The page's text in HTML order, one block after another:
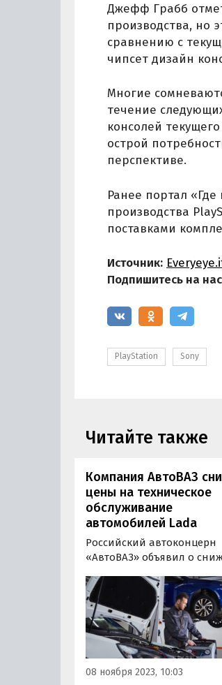
Джефф Грабб
производства, но
сравнению с
чипсет дизайн
Многие
течение
консолей
острой
перспективе.
Ранее портал «Где
производства
поставками
Источник:
Подпишитесь на
PlayStation Sony
Читайте также
Компания АвтоВАЗ
цены на техническое
обслуживание
автомобилей Lada
Российский автоконцерн
«АвтоВАЗ» объявил о
рекомендованной
регламентного
обслуживания для всех
моделей LADA.
08 ноября 2023, 10:03